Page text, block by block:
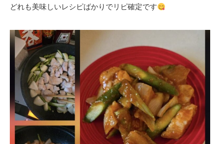
どれも美味しいレシピばかりでリピ確定です